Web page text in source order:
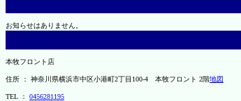
お知らせはありません。
本牧フロント店
住所 ： 神奈川県横浜市中区小港町2丁目100-4 本牧フロント 2階地図
TEL ： 0456281195